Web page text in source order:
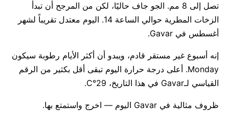
تصل إلى 8 مم. الجو جاف حاليًا، لكن من المرجح أن تبدأ
الزخات المطرية حوالي الساعة 14. اليوم معتدل تقريباً لشهر
أغسطس في Gavar.
إنه أسبوع غير مستقر قادم، ويبدو أن أكثر الأيام رطوبة سيكون
Monday. أعلى درجة حرارة اليوم تبقى أقل بكثير من الرقم
القياسي لـGavar في هذا التاريخ، 29°C.
ظروف مثالية في Gavar اليوم — اخرج واستمتع بها.